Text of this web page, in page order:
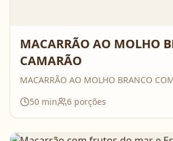
MACARRÃO AO MOLHO
CAMARÃO
MACARRÃO AO MOLHO BRANCO
50 min 6 porções